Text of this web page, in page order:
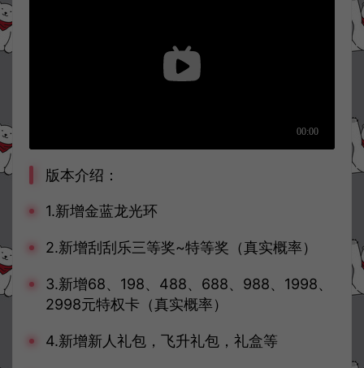
版本介绍：
1.新增金蓝龙光环
2.新增刮刮乐三等奖~特等奖（真实概率）
3.新增68、198、488、688、988、1998、
2998元特权卡（真实概率）
4.新增新人礼包，飞升礼包，礼盒等